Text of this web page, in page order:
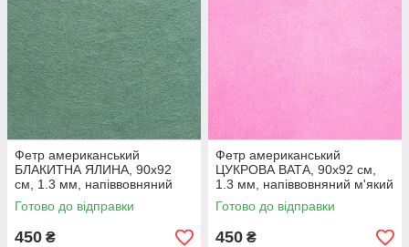
Фетр американський
БЛАКИТНА ЯЛИНА, 90x92
см, 1.3 мм, напіввовняний
м'який
Готово до відправки
450 ₴
Фетр американський
ЦУКРОВА ВАТА, 90x92 см,
1.3 мм, напіввовняний м'який
Готово до відправки
450 ₴